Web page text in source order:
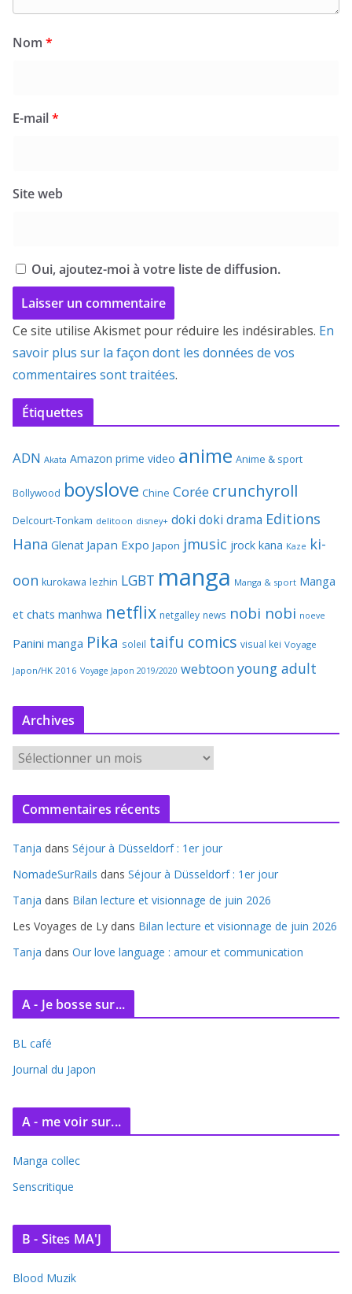
Nom *
E-mail*
Site web
Oui, ajoutez-moi à votre liste de diffusion.
Ce site utilise Akismet pour réduire les indésirables. En
savoir plus sur la façon dont les données de vos
commentaires sont traitées.
Étiquettes
ADN Akata Amazon prime video anime Anime & sport
Bollywood boyslove Chine Corée crunchyroll
Delcourt-Tonkam delitoon disney+ doki doki drama Editions
Hana Glenat Japan Expo Japon jmusic jrock kana Kaze ki-
oon kurokawa lezhin LGBT manga Manga & sport Manga
et chats manhwa netflix netgalley news nobi nobi noeve
Panini manga Pika soleil taifu comics visual kei Voyage
Japon/HK 2016 Voyage Japon 2019/2020 webtoon young adult
Archives
c
v
e
s
Commentaires récents
Tanja dans Séjour à Düsseldorf : 1er jour
NomadeSurRails dans Séjour à Düsseldorf : 1er jour
Tanja dans Bilan lecture et visionnage de juin 2026
Les Voyages de Ly dans Bilan lecture et visionnage de juin 2026
Tanja dans Our love language : amour et communication
A - Je bosse sur...
BL café
Journal du Japon
A - me voir sur...
Manga collec
Senscritique
B - Sites MA'J
Blood Muzik